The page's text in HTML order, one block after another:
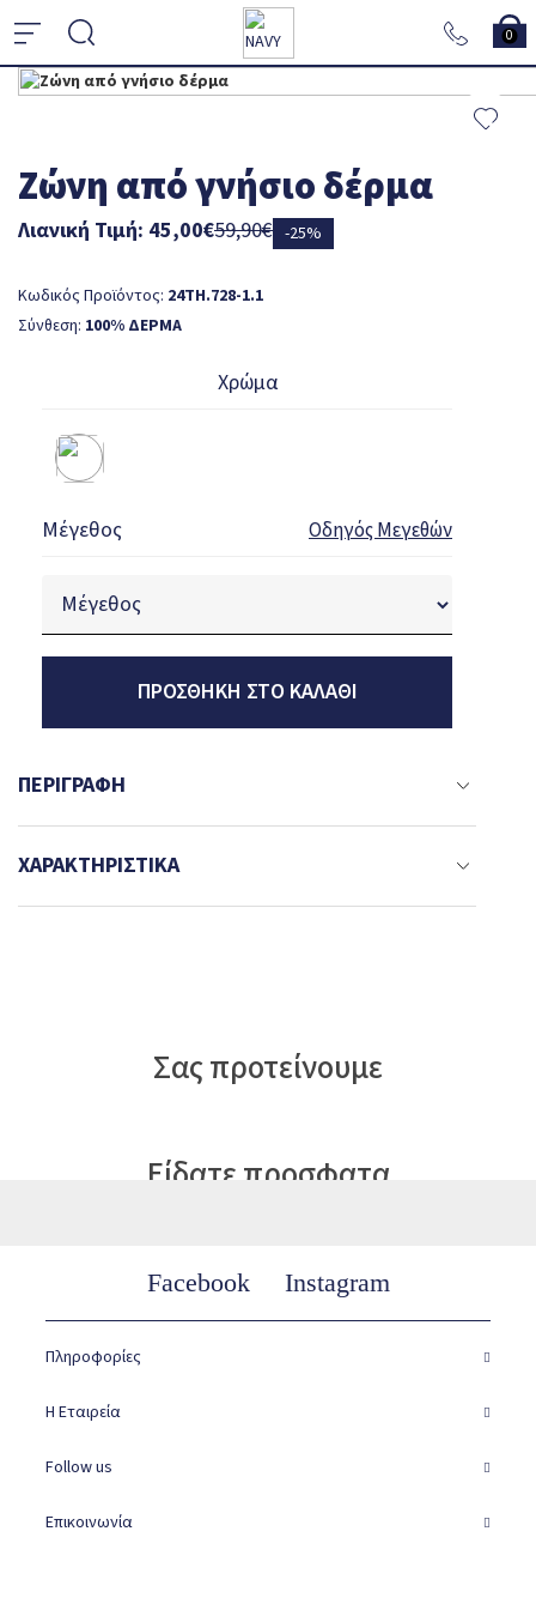
0
Ζώνη από γνήσιο δέρμα
59,90€
Λιανική Τιμή: 45,00€ -25%
Κωδικός Προϊόντος: 24TH.728-1.1
Σύνθεση: 100% ΔΕΡΜΑ
Χρώμα
Μέγεθος Οδηγός Μεγεθών
ΠΡΟΣΘΉΚΗ ΣΤΟ ΚΑΛΆΘΙ
ΠΕΡΙΓΡΑΦΉ
ΧΑΡΑΚΤΗΡΙΣΤΙΚΆ
Σας προτείνουμε
Είδατε προσφατα
Facebook Instagram
Πληροφορίες
Η Εταιρεία
Follow us
Επικοινωνία